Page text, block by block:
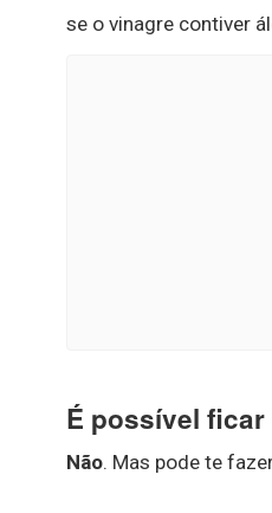
se o vinagre contiver
É possível
Não. Mas pode te